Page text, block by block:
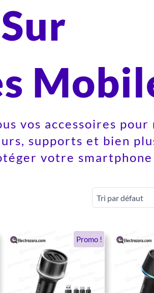
vos accessoires pour
supports et bien
votre smartphone
Promo !
prix
initial
était :
Le
est :